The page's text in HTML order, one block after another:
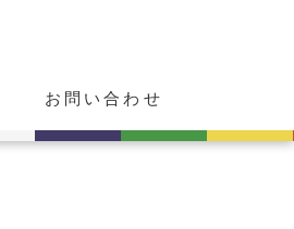
お問い合わせ